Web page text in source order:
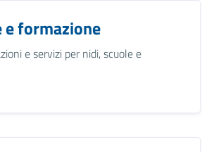
e formazione
e servizi per nidi, scuole e